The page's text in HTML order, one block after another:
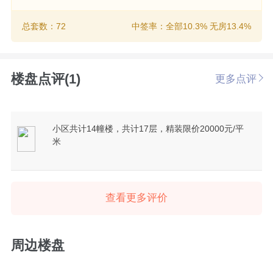
总套数：72 中签率：全部10.3% 无房13.4%
楼盘点评(1) 更多点评
小区共计14幢楼，共计17层，精装限价20000元/平
米
查看更多评价
周边楼盘